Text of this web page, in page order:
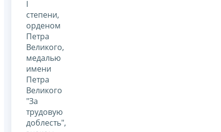
I
степени,
орденом
Петра
Великого,
медалью
имени
Петра
Великого
"За
трудовую
доблесть",